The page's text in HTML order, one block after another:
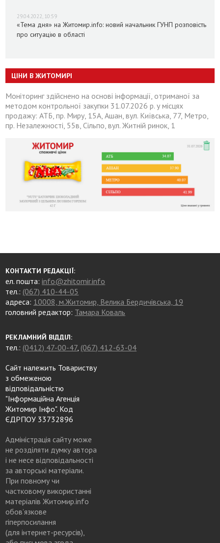
29.04.2022, 10:59
«Тема дня» на Житомир.info: новий начальник ГУНП розповість
про ситуацію в області
ЦІНИ В ЖИТОМИРІ
Моніторинг здійснено на основі інформації, отриманої за
методом контрольної закупки 31.07.2026 р. у місцях
продажу: АТБ, пр. Миру, 15А, Ашан, вул. Київська, 77, Метро,
пр. Незалежності, 55в, Сільпо, вул. Житній ринок, 1
КОНТАКТИ РЕДАКЦІЇ:
ел. пошта:info@zhitomir.info
тел.: (067) 410-44-05
адреса: 10008, м.Житомир, Велика Бердичівська, 19
головний редактор: Тамара Коваль
РЕКЛАМНИЙ ВІДДІЛ:
тел.: (0412) 47-00-47, (067) 412-63-04
Сайт належить Товариству
з обмеженою
відповідальністю
"Інформаційна Агенція
Житомир Інфо". Код
ЄДРПОУ 33732896
Адміністрація сайту може
не розділяти думку автора
і не несе відповідальності
за авторські матеріали.
При повному чи
частковому використанні
матеріалів Житомир.info
обов’язкове
гіперпосилання
(для інтернет-ресурсів),